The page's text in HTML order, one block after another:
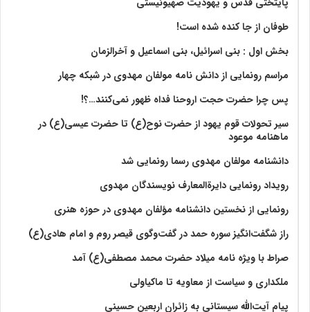
طوفان از جا کنده شده است!
بخش اول : بنی اسرائیل، بنی اسماعیل و آخرالزمان
مراسم رونمایی از دانش نامه مولفان مهدوی در شبکه چهار
پس چرا حضرت حجت اروحنا فداه ظهور نمی‌کنند…؟!
سیر تحولات قوم یهود از حضرت نوح(ع) تا حضرت عیسی(ع) در
ماهنامه موعود
دانشنامه مولفان مهدوی رسما رونمایی شد
رویداد رونمایی دایرةالمعارف نویسندگان مهدوی
رونمایی از نخستین دانشنامه مؤلفان مهدوی در حوزه هنری
راز شگفت‌انگیز سوره حمد در گفت‌وگوی قیصر روم و امام هادی(ع)
صراط با ویژه نامه میلاد حضرت محمد مصطفی(ع) آمد
ملکداری و سیاست از معاویه تا ماکیاولی
پیام آیت‌الله سیستانی به زائران اربعین حسینی